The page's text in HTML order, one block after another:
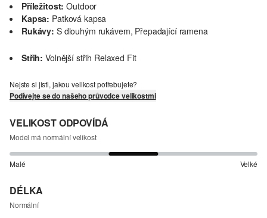
Příležitost: Outdoor
Kapsa: Patková kapsa
Rukávy: S dlouhým rukávem, Přepadající ramena
Střih: Volnější střih Relaxed Fit
Nejste si jisti, jakou velikost potřebujete?
Podívejte se do našeho průvodce velikostmi
VELIKOST ODPOVÍDÁ
Model má normální velikost
Malé Velké
DÉLKA
Normální